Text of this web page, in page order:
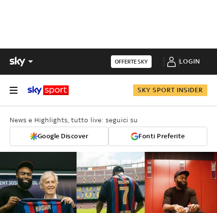
OFFERTE SKY LOGIN
SKY SPORT INSIDER
News e Highlights, tutto live: seguici su
Google Discover Fonti Preferite